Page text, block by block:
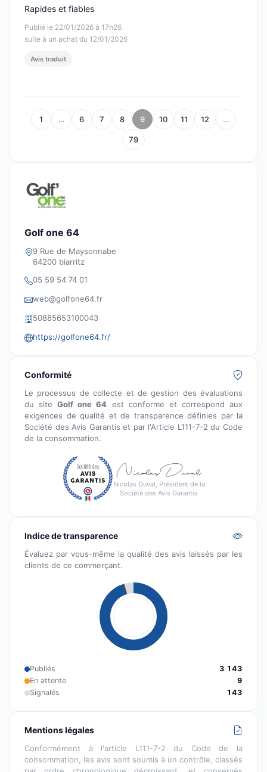
Publié le 22/01/2026 à 17h26
suite à un achat du 12/01/2026
Rapides et fiables
Avis traduit
1 … 6 7 8 9 10 11 12 …
79
Golf one 64
9 Rue de Maysonnabe
64200 biarritz
05 59 54 74 01
web@golfone64.fr
50885653100043
https://golfone64.fr/
Conformité
Le processus de collecte et de gestion des évaluations
du siteGolf one 64 est conforme et correspond aux
exigences de qualité et de transparence définies par la
Société des Avis Garantis et par l'Article L111-7-2 du Code
de la consommation.
Nicolas Duval, Président de la
Société des Avis Garantis
Indice de transparence
Évaluez par vous-même la qualité des avis laissés par les
clients de ce commerçant.
Publiés
3 143
En attente
9
Signalés
143
Mentions légales
Conformément à l'article L111-7-2 du Code de la
consommation, les avis sont soumis à un contrôle, classés